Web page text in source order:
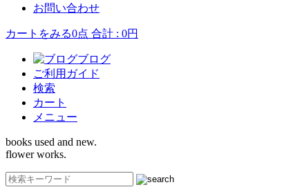
お問い合わせ
カートをみる0点 合計 : 0円
ブログ
ご利用ガイド
検索
カート
メニュー
books used and new.
flower works.